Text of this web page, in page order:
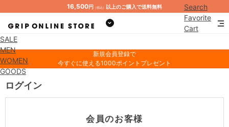
16,500円 （税込） 以上のご購入で送料無料
Search
Favorite
Cart
SALE
MEN
WOMEN
GOODS
新規会員登録で
今すぐに使える1000ポイントプレゼント
ログイン
会員のお客様